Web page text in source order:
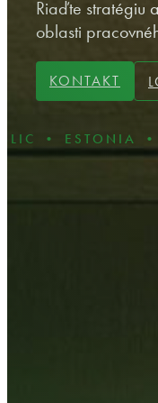
Riaďte stratégiu
oblasti
KONTAKT
•